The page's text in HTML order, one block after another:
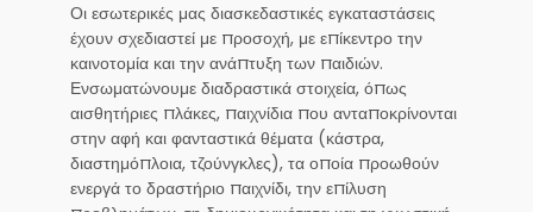
Οι εσωτερικές μας διασκεδαστικές εγκαταστάσεις
έχουν σχεδιαστεί με προσοχή, με επίκεντρο την
καινοτομία και την ανάπτυξη των παιδιών.
Ενσωματώνουμε διαδραστικά στοιχεία, όπως
αισθητήριες πλάκες, παιχνίδια που ανταποκρίνονται
στην αφή και φανταστικά θέματα (κάστρα,
διαστημόπλοια, τζούνγκλες), τα οποία προωθούν
ενεργά το δραστήριο παιχνίδι, την επίλυση